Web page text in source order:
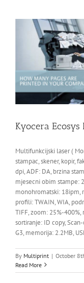
Kyocera Ecosys
Multifunkcijski laser (
stampac, skener, kopir,
dpi, ADF: DA, brzina
mjesecni obim stampe:
monohromatski: 18ipm,
profili: TWAIN, WIA,
TIFF, zoom: 25%-
sortiranje: ID copy,
G3, memorija: 2.2MB,
By Multiprint | October
Read More